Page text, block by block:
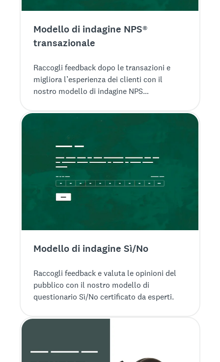
Modello di indagine NPS®
transazionale
Raccogli feedback dopo le transazioni e
migliora l’esperienza dei clienti con il
nostro modello di indagine NPS
Modello di indagine Sì/No
Raccogli feedback e valuta le opinioni del
pubblico con il nostro modello di
questionario Sì/No certificato da esperti.